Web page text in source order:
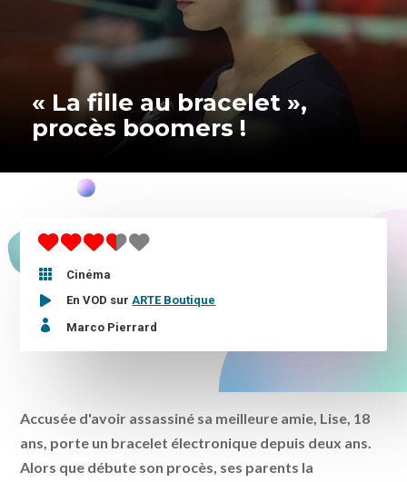
« La fille au bracelet »,
procès boomers !

Cinéma
En VOD surARTE Boutique
 Marco Pierrard
Accusée d'avoir assassiné sa meilleure amie, Lise, 18
ans, porte un bracelet électronique depuis deux ans.
Alors que débute son procès, ses parents la